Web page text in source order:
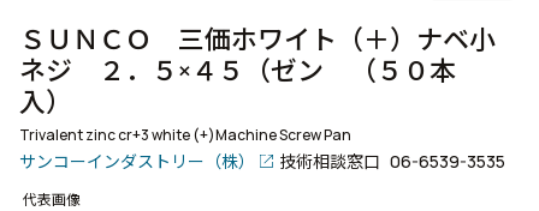
ＳＵＮＣＯ 三価ホワイト（＋）ナベ小
ネジ ２．５×４５（ゼン （５０本
入）
Trivalent zinc cr+3 white (+)Machine Screw Pan
サンコーインダストリー（株） 技術相談窓口 06-6539-3535
代表画像